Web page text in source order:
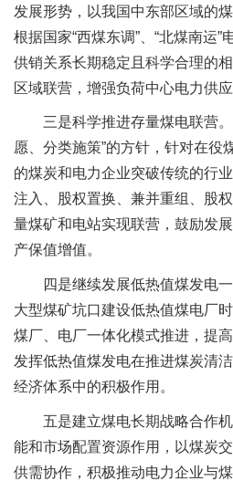
发展形势，以我国中东部区域的
根据国家“西煤东调”、“北煤南运
供销关系长期稳定且科学合理的
区域联营，增强负荷中心电力供应
三是科学推进存量煤电联营
愿、分类施策”的方针，针对在役
的煤炭和电力企业突破传统的行
注入、股权置换、兼并重组、股
量煤矿和电站实现联营，鼓励发
产保值增值。
四是继续发展低热值煤发电
大型煤矿坑口建设低热值煤电厂
煤厂、电厂一体化模式推进，提
发挥低热值煤发电在推进煤炭清
经济体系中的积极作用。
五是建立煤电长期战略合作
能和市场配置资源作用，以煤炭
供需协作，积极推动电力企业与